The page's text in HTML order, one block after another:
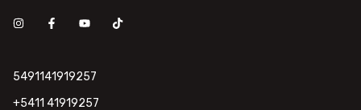
5491141919257
+5411 41919257